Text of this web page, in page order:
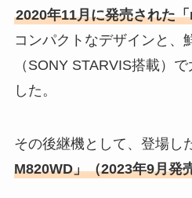
2020年11月に発売された
コンパクトなデザインと、
（SONY STARVIS搭載）
した。
その後継機として、登場し
M820WD」（2023年9月発